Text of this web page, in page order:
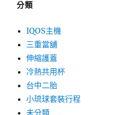
分類
IQOS主機
三重當舖
伸縮護蓋
冷熱共用杯
台中二胎
小琉球套裝行程
未分類